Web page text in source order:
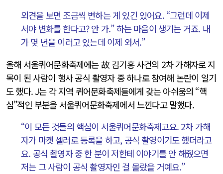
외견을 보면 조금씩 변하는 게 있긴 있어요. “그런데 이제
서야 변화를 한다고? 안 가.” 하는 마음이 생기는 거죠. 내
가 몇 년을 이러고 있는데 이제 와서.”
올해 서울퀴어문화축제에는 故 김기홍 사건의 2차 가해자로 지
목이 된 사람이 행사 공식 촬영자 중 하나로 참여해 논란이 일기
도 했다. J는 각 지역 퀴어문화축제들에게 갖는 아쉬움의 “핵
심”적인 부분을 서울퀴어문화축제에서 느낀다고 말했다.
“이 모든 것들의 핵심이 서울퀴어문화축제고요. 2차 가해
자가 마켓 셀러로 등록을 하고, 공식 촬영이기도 했더라고
요. 공식 촬영자 중 한 분이 저한테 이야기를 안 해줬으면
저는 그 사람이 공식 촬영자인 걸 몰랐을 거예요.”